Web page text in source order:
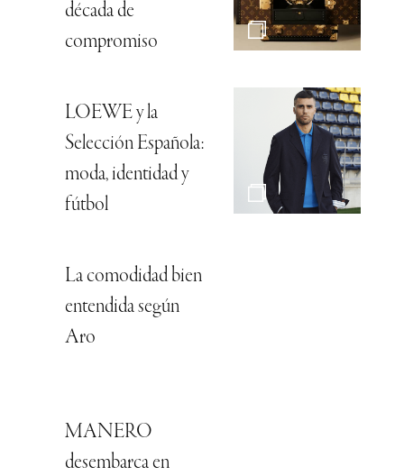
década de
compromiso
LOEWE y la
Selección Española:
moda, identidad y
fútbol
La comodidad bien
entendida según
Aro
MANERO
desembarca en